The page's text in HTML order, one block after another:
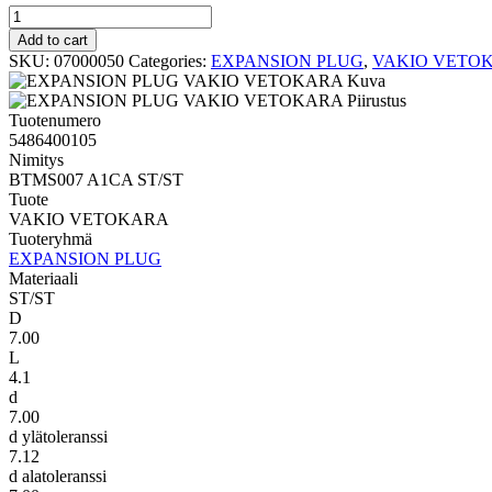
VAKIO
VETOKARA
BTMS007
A1CA
ST/ST
quantity
Add to cart
SKU: 07000050 Categories: EXPANSION PLUG, VAKIO
Tuotenumero
5486400105
Nimitys
BTMS007 A1CA ST/ST
Tuote
VAKIO VETOKARA
Tuoteryhmä
EXPANSION PLUG
Materiaali
ST/ST
D
7.00
L
4.1
d
7.00
d ylätoleranssi
7.12
d alatoleranssi